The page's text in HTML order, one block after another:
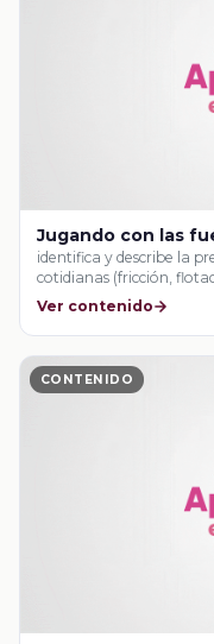
Jugando con las
identifica y describe la
cotidianas (fricción,
Ver contenido
CONTENIDO